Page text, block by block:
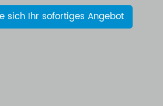
sich Ihr sofortiges Angebot